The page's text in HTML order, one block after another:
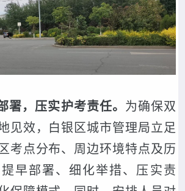
署，压实护考责任。 为确保双
见效，白银区城市管理局立足
考点分布、周边环境特点及历
早部署、细化举措、压实责